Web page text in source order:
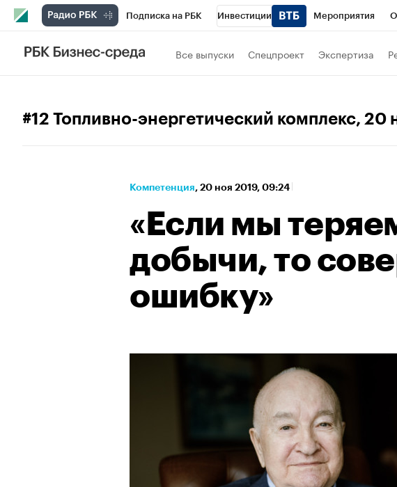
Подписка на РБК Инвестиции Мероприятия
Спорт
Конференции СПб
Все выпуски Спецпроект Экспертиза
#12 Топливно-энергетический комплекс, 20
Компетенция⁠, 20 ноя 2019, 09:24
«Если мы
добычи, то
ошибку»